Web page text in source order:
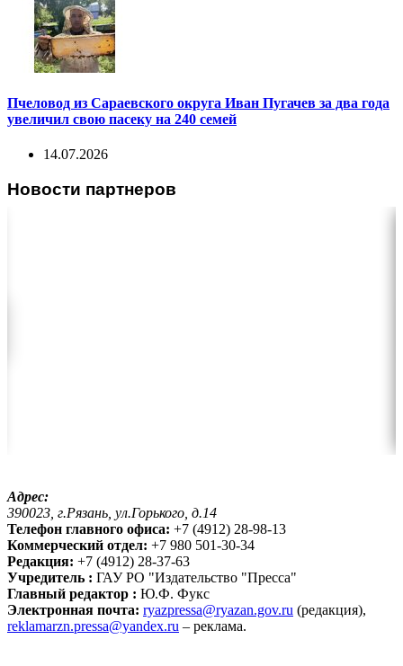
Пчеловод из Сараевского округа Иван Пугачев за два года
увеличил свою пасеку на 240 семей
14.07.2026
Новости партнеров
Адрес:
390023, г.Рязань, ул.Горького, д.14
Телефон главного офиса: +7 (4912) 28-98-13
Коммерческий отдел: +7 980 501-30-34
Редакция: +7 (4912) 28-37-63
Учредитель : ГАУ РО "Издательство "Пресса"
Главный редактор : Ю.Ф. Фукс
Электронная почта: ryazpressa@ryazan.gov.ru (редакция),
reklamarzn.pressa@yandex.ru – реклама.